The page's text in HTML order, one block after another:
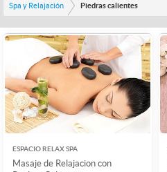
Spa y Relajación Piedras calientes
ESPACIO RELAX SPA
Masaje de Relajacion con